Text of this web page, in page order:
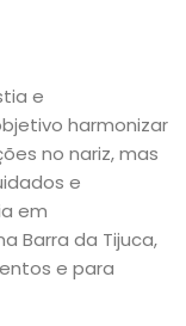
e
harmonizar
no nariz, mas
e
em
Barra da Tijuca,
e para